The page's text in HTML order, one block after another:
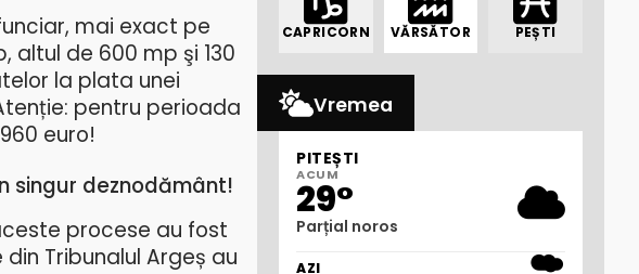
mai exact pe
altul de 600 mp şi 130
la plata unei
pentru perioada
euro!
singur deznodământ!
procese au fost
Tribunalul Argeș au
CAPRICORN VĂRSĂTOR PEȘTI
Vremea
PITEȘTI
ACUM
29°
Parțial noros
AZI